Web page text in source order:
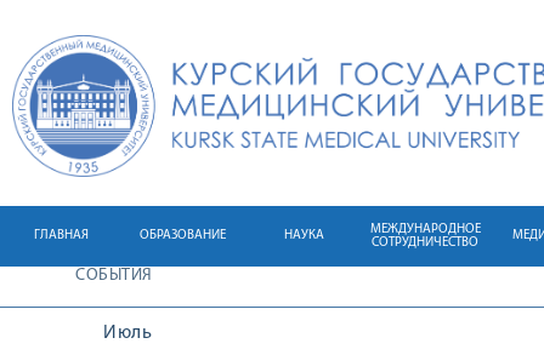
ГЛАВНАЯ ОБРАЗОВАНИЕ НАУКА
МЕЖДУНАРОДНОЕ
СОТРУДНИЧЕСТВО
СОБЫТИЯ
Июль